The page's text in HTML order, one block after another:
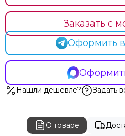
Заказать с
Оформить
Нашли дешевле? Задать
О товаре